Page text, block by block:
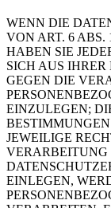
WENN DIE
VON ART. 6 ABS.
HABEN SIE
SICH AUS
GEGEN DIE
EINZULEGEN;
JEWEILIGE
VERARBEITUNG
EINLEGEN,